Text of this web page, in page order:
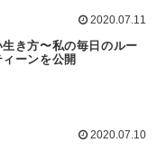
2020.07.11
き方〜私の毎日のルー
ィーンを公開
2020.07.10